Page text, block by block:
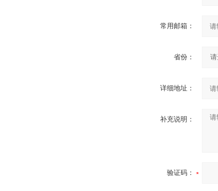
常用邮箱：
省份：
详细地址：
补充说明：
验证码：